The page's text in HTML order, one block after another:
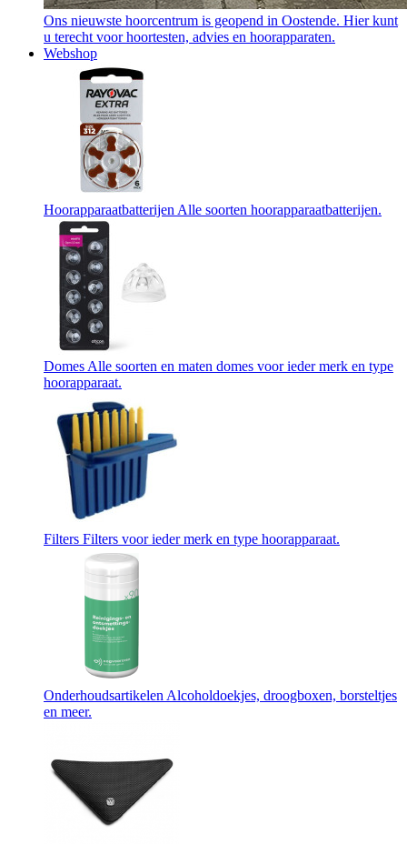
Ons nieuwste hoorcentrum is geopend in Oostende. Hier kunt
u terecht voor hoortesten, advies en hoorapparaten.
Webshop
Hoorapparaatbatterijen Alle soorten hoorapparaatbatterijen.
Domes Alle soorten en maten domes voor ieder merk en type
hoorapparaat.
Filters Filters voor ieder merk en type hoorapparaat.
Onderhoudsartikelen Alcoholdoekjes, droogboxen, borsteltjes
en meer.